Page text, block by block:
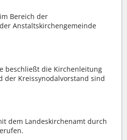
Bereich der
Anstaltskirchengemeinde
beschließt die Kirchenleitung
der Kreissynodalvorstand sind
dem Landeskirchenamt durch